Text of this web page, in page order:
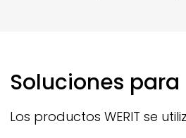
Soluciones
Los productos WERIT se